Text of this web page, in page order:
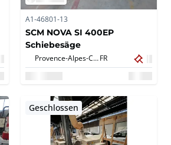
A1-46801-13
SCM NOVA SI 400EP
Schiebesäge
Provence-Alpes-Côte d'Azur,FR
Geschlossen